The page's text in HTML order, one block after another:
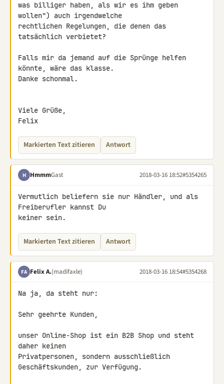
was billiger haben, als wir es ihm geben
wollen") auch irgendwelche
rechtlichen Regelungen, die denen das
tatsächlich verbietet?
Falls mir da jemand auf die Sprünge helfen
könnte, wäre das klasse.
Danke schonmal.
Viele Grüße,
Felix
Markierten Text zitieren Antwort
H HmmmGast 2018-03-16 18:52#5354265
Vermutlich beliefern sie nur Händler, und als
Freiberufler kannst Du
keiner sein.
Markierten Text zitieren Antwort
FA Felix A.(madifaxle) 2018-03-16 18:54#5354268
Na ja, da steht nur:
Sehr geehrte Kunden,
unser Online-Shop ist ein B2B Shop und steht
daher keinen
Privatpersonen, sondern ausschließlich
Geschäftskunden, zur Verfügung.